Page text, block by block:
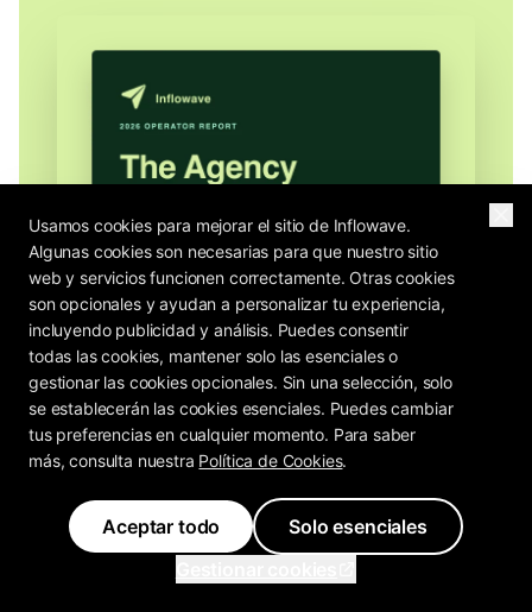
Usamos cookies para mejorar el sitio de Inflowave.
Algunas cookies son necesarias para que nuestro sitio
web y servicios funcionen correctamente. Otras cookies
son opcionales y ayudan a personalizar tu experiencia,
incluyendo publicidad y análisis. Puedes consentir
todas las cookies, mantener solo las esenciales o
gestionar las cookies opcionales. Sin una selección, solo
se establecerán las cookies esenciales. Puedes cambiar
tus preferencias en cualquier momento. Para saber
más, consulta nuestra Política de Cookies.
Aceptar todo
Solo esenciales